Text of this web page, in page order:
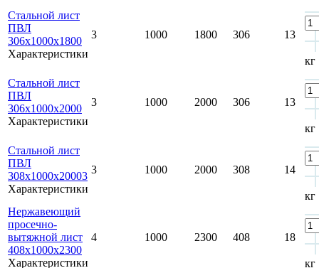
Стальной лист
ПВЛ
306х1000х1800
Характеристики
3 1000 1800 306 13
кг
Стальной лист
ПВЛ
306х1000х2000
Характеристики
3 1000 2000 306 13
кг
Стальной лист
ПВЛ
308х1000х20003
Характеристики
3 1000 2000 308 14
кг
Нержавеющий
просечно-
вытяжной лист
408х1000х2300
Характеристики
4 1000 2300 408 18
кг